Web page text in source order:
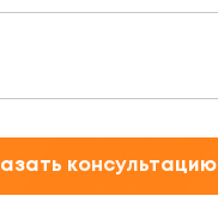
консультацию